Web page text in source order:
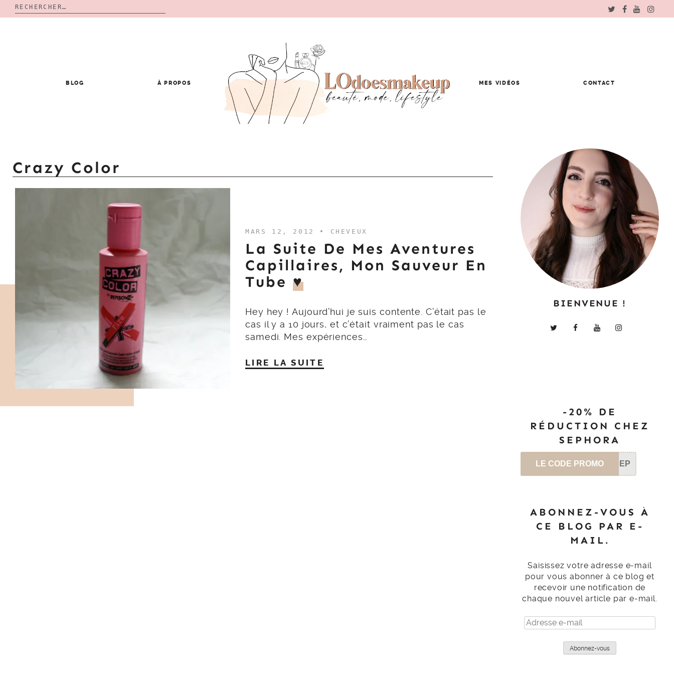
Rechercher :
BLOG À PROPOS MES VIDÉOS CONTACT
Crazy Color
MARS 12, 2012 • CHEVEUX
La Suite De Mes Aventures
Capillaires, Mon Sauveur En
Tube ♥
Hey hey ! Aujourd’hui je suis contente. C’était pas le
cas il y a 10 jours, et c’était vraiment pas le cas
samedi. Mes expériences…
LIRE LA SUITE
BIENVENUE !
-20% DE
RÉDUCTION CHEZ
SEPHORA
LE CODE PROMO SEP
ABONNEZ-VOUS À
CE BLOG PAR E-
MAIL.
Saisissez votre adresse e-mail
pour vous abonner à ce blog et
recevoir une notification de
chaque nouvel article par e-mail.
Adresse
e-
Abonnez-vous